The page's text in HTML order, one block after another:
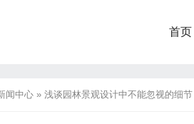
首页
闻中心 » 浅谈园林景观设计中不能忽视的细节